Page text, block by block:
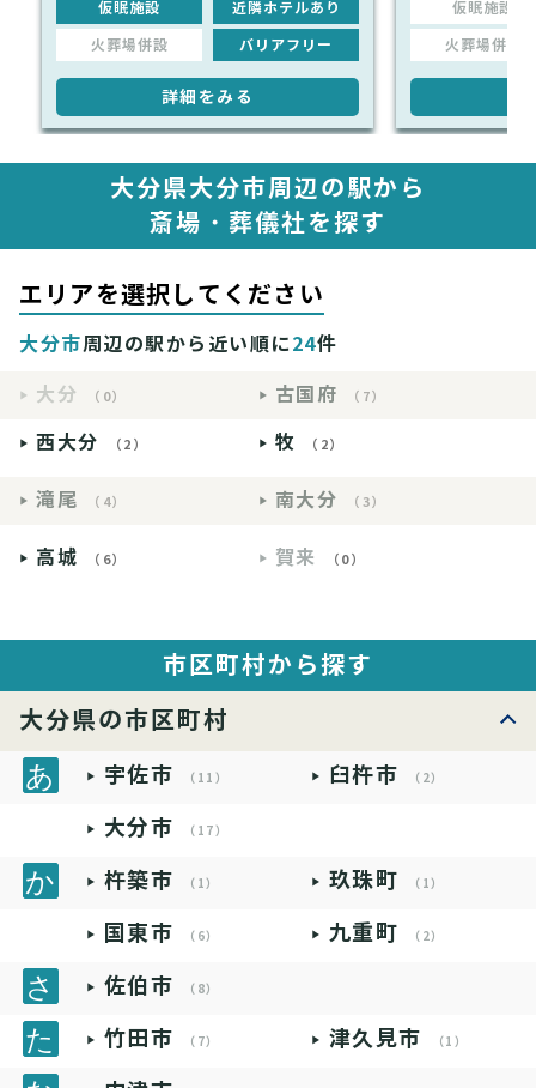
仮眠施設 近隣ホテルあり
火葬場併設 バリアフリー
詳細をみる
仮眠施設
火葬場併設
大分県大分市周辺の駅から
斎場・葬儀社を探す
エリアを選択してください
大分市周辺の駅から近い順に24件
大分
（0） 古国府 （7）
西大分 （2） 牧 （2）
滝尾 （4） 南大分 （3）
高城 （6） 賀来 （0）
市区町村から探す
大分県の市区町村
宇佐市 （11） 臼杵市 （2）
大分市 （17）
杵築市 （1） 玖珠町 （1）
国東市 （6） 九重町 （2）
佐伯市 （8）
竹田市 （7） 津久見市 （1）